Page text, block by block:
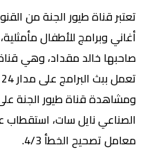
تعتبر قناة طيور الجنة من
صاحبها خالد مقداد، وهي
معامل تصحيح الخطأ 4/3.